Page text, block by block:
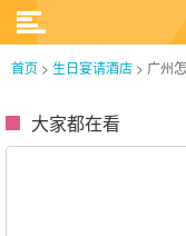
首页 > 生日宴请酒店 > 广州
大家都在看